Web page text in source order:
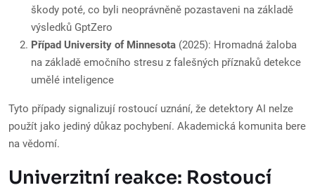
škody poté, co byli neoprávněně pozastaveni na základě
výsledků GptZero
Případ University of Minnesota (2025): Hromadná žaloba
na základě emočního stresu z falešných příznaků detekce
umělé inteligence
Tyto případy signalizují rostoucí uznání, že detektory AI nelze
použít jako jediný důkaz pochybení. Akademická komunita bere
na vědomí.
Univerzitní reakce: Rostoucí